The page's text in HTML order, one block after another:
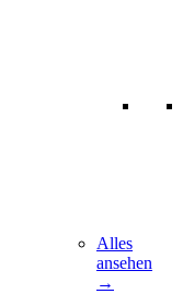
Alles
ansehen
→